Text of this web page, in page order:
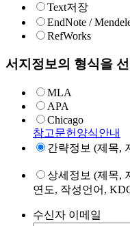
Text저장
EndNote /
RefWorks
서지정보의 형식을
MLA
APA
Chicago
참고문헌양식안내
간략정보 (제목,
상세정보 (제목,
연도, 작성언어,
수신자 이메일